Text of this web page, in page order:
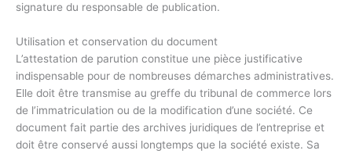
signature du responsable de publication.
Utilisation et conservation du document
L’attestation de parution constitue une pièce justificative
indispensable pour de nombreuses démarches administratives.
Elle doit être transmise au greffe du tribunal de commerce lors
de l’immatriculation ou de la modification d’une société. Ce
document fait partie des archives juridiques de l’entreprise et
doit être conservé aussi longtemps que la société existe. Sa